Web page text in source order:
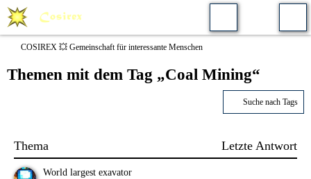
COSIREX 💥 Gemeinschaft für interessante Menschen
Themen mit dem Tag „Coal Mining“
Suche nach Tags
Thema Letzte Antwort
World largest exavator